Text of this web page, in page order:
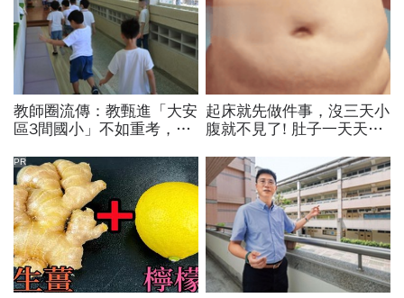
教師圈流傳：教甄進「大安
區3間國小」不如重考，人
進好學區？給普通父母的啟
示
起床就先做件事，沒三天小
腹就不見了! 肚子一天天變
PR